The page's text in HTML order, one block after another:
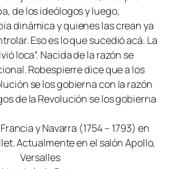
de los ideólogos y luego,
dinámica y quienes las crean ya
Eso es lo que sucedió acá. La
loca”. Nacida de la razón se
Robespierre dice que a los
se los gobierna con la razón
de la Revolución se los gobierna
y Navarra (1754 – 1793) en
Actualmente en el salón Apollo,
Versalles